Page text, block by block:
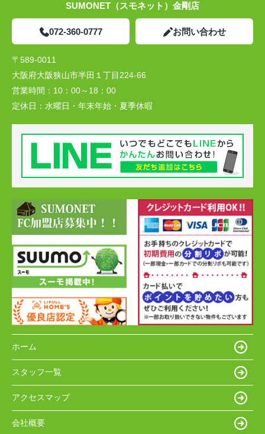
SUMONET（スモネット）金剛店
072-360-0777 お問い合わせ
〒589-0011
大阪府大阪狭山市半田１丁目224-66
営業時間： 10：00～18：00
定休日： 水曜日・年末年始・夏季休暇
ホーム
スタッフ一覧
アクセスマップ
会社概要